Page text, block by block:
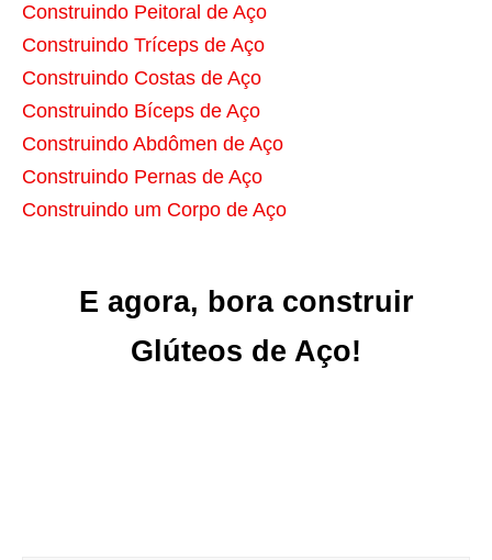
Construindo Peitoral de Aço
Construindo Tríceps de Aço
Construindo Costas de Aço
Construindo Bíceps de Aço
Construindo Abdômen de Aço
Construindo Pernas de Aço
Construindo um Corpo de Aço
E agora, bora construir
Glúteos de Aço!